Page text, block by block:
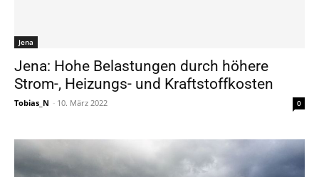
Jena
Jena: Hohe Belastungen durch höhere
Strom-, Heizungs- und Kraftstoffkosten
Tobias_N - 10. März 2022 0